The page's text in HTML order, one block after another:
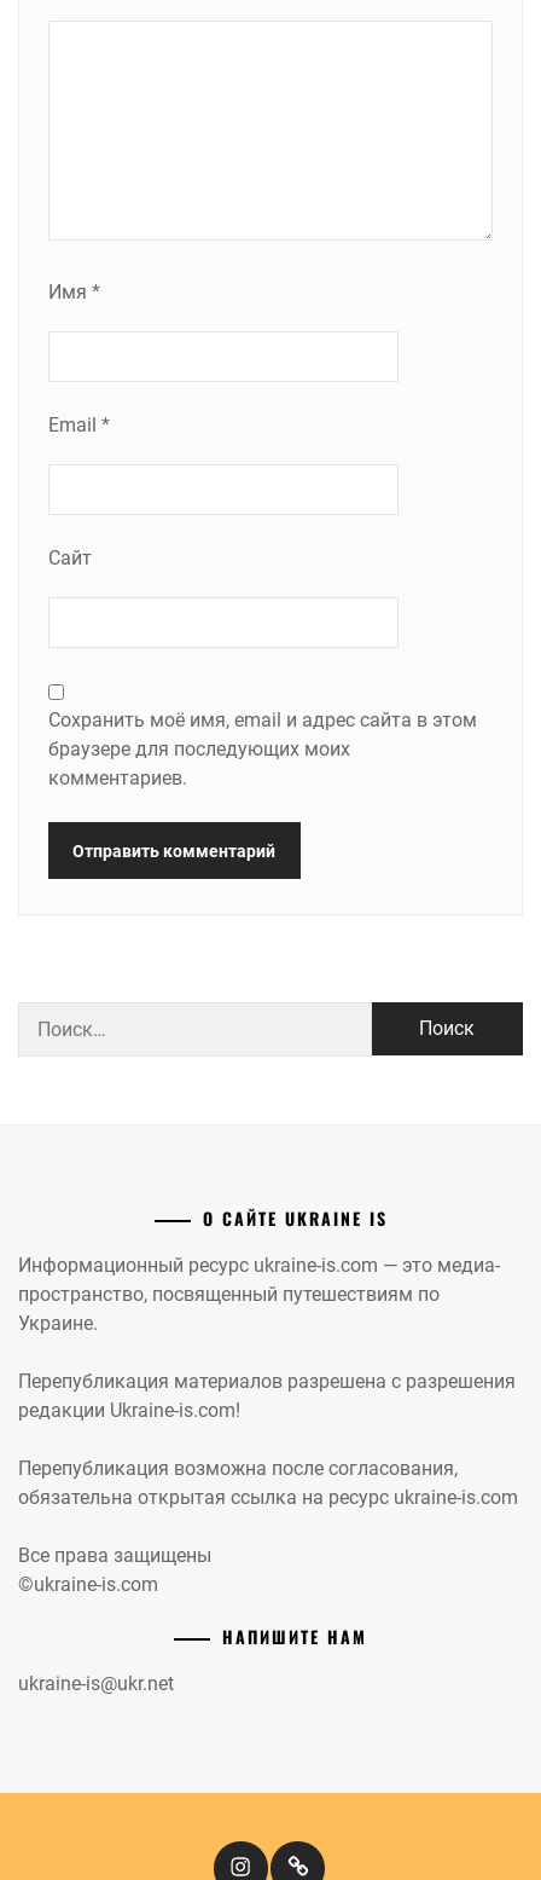
Имя *
Email *
Сайт
Сохранить моё имя, email и адрес сайта в этом
браузере для последующих моих
комментариев.
О САЙТЕ UKRAINE IS
Информационный ресурс ukraine-is.com — это медиа-
пространство, посвященный путешествиям по
Украине.
Перепубликация материалов разрешена с разрешения
редакции Ukraine-is.com!
Перепубликация возможна после согласования,
обязательна открытая ссылка на ресурс ukraine-is.com
Все права защищены
©ukraine-is.com
НАПИШИТЕ НАМ
ukraine-is@ukr.net
InstagramКіномандри